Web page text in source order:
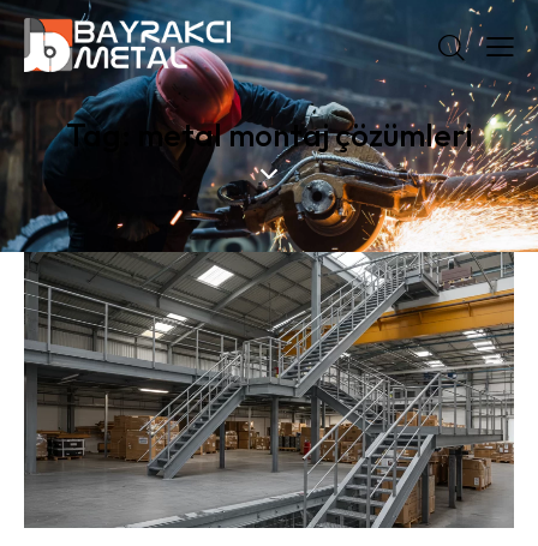
Tag: metal montaj çözümleri